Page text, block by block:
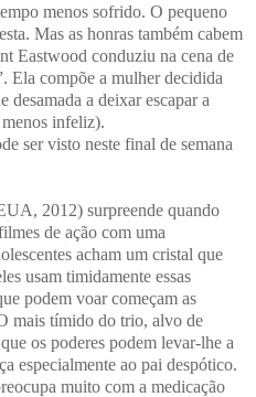
menos sofrido. O pequeno
Mas as honras também cabem
Eastwood conduziu na cena de
Ela compõe a mulher decidida
desamada a deixar escapar a
infeliz).
ser visto neste final de semana
2012) surpreende quando
de ação com uma
acham um cristal que
usam timidamente essas
podem voar começam as
mais tímido do trio, alvo de
os poderes podem levar-lhe a
especialmente ao pai despótico.
muito com a medicação